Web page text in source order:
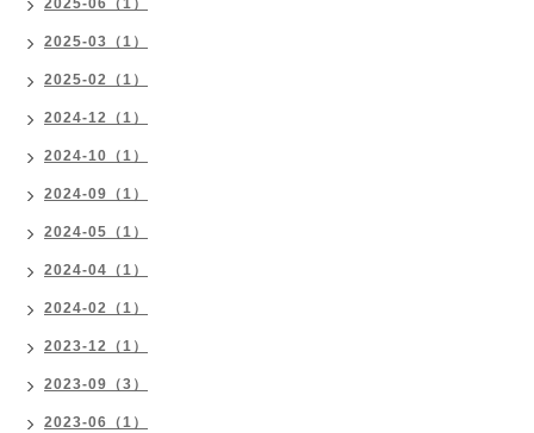
2025-06（1）
2025-03（1）
2025-02（1）
2024-12（1）
2024-10（1）
2024-09（1）
2024-05（1）
2024-04（1）
2024-02（1）
2023-12（1）
2023-09（3）
2023-06（1）